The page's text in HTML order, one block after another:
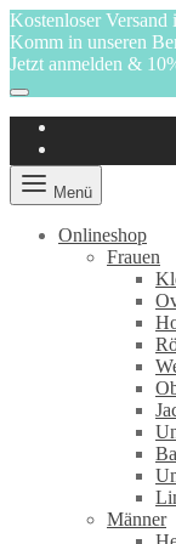
Kostenloser Versand
Komm in unseren
Jetzt anmelden &
Menü
Onlineshop
Frauen
Männer